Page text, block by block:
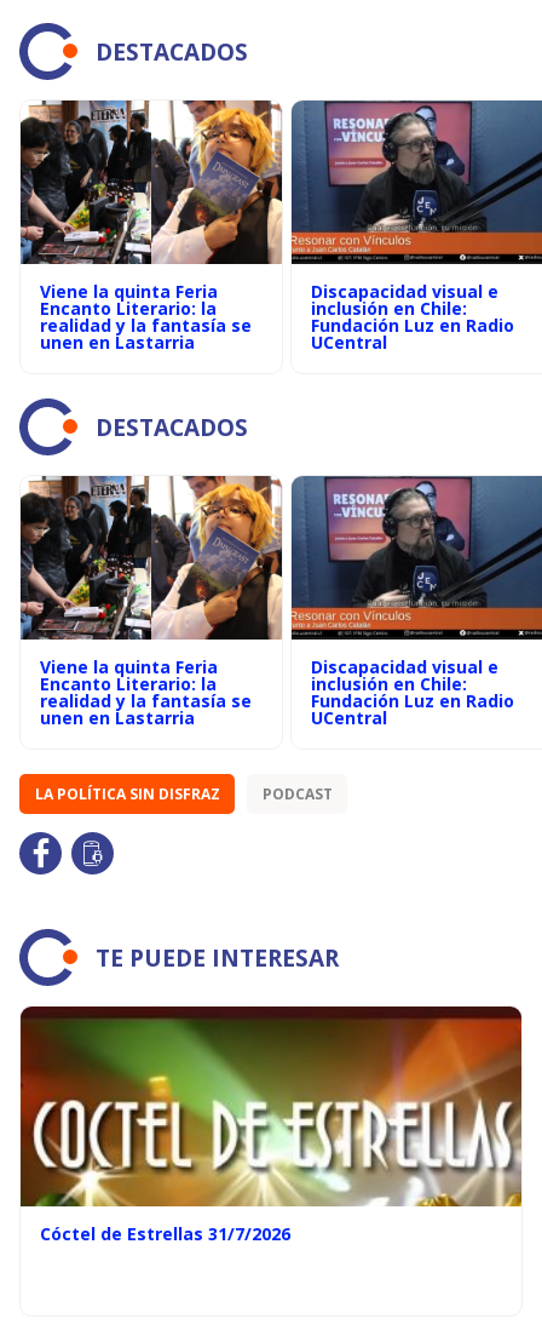
DESTACADOS
Viene la quinta Feria
Encanto Literario: la
realidad y la fantasía se
unen en Lastarria
Discapacidad visual e
inclusión en Chile:
Fundación Luz en Radio
UCentral
DESTACADOS
Viene la quinta Feria
Encanto Literario: la
realidad y la fantasía se
unen en Lastarria
Discapacidad visual e
inclusión en Chile:
Fundación Luz en Radio
UCentral
LA POLÍTICA SIN DISFRAZ PODCAST
TE PUEDE INTERESAR
Cóctel de Estrellas 31/7/2026